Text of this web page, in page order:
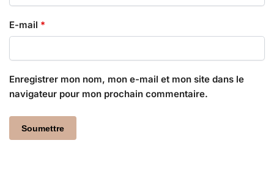
E-mail *
Enregistrer mon nom, mon e-mail et mon site dans le
navigateur pour mon prochain commentaire.